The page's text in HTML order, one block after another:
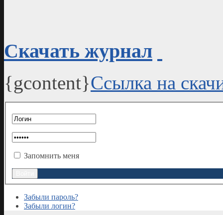
Скачать журнал
{gcontent}Ссылка на
Запомнить меня
Забыли пароль?
Забыли логин?